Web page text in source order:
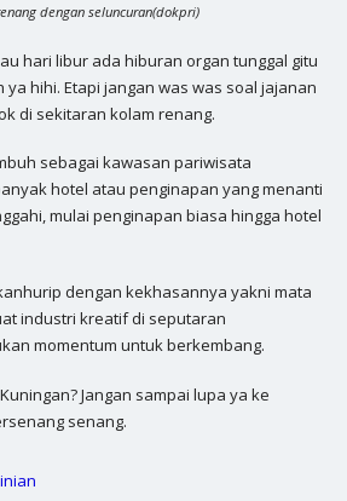
dengan seluncuran(dokpri)
hari libur ada hiburan organ tunggal gitu
hihi. Etapi jangan was was soal jajanan
di sekitaran kolam renang.
sebagai kawasan pariwisata
hotel atau penginapan yang menanti
mulai penginapan biasa hingga hotel
dengan kekhasannya yakni mata
industri kreatif di seputaran
momentum untuk berkembang.
Jangan sampai lupa ya ke
senang.